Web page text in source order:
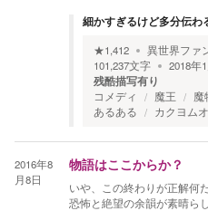
細かすぎるけど多分伝わ
★1,412 異世界ファ
101,237文字 2018年
残酷描写有り
コメディ 魔王 魔
あるある
カクヨム
2016年8
月8日
物語はここからか？
いや、この終わりが正解何だ
恐怖と絶望の余韻が素晴ら